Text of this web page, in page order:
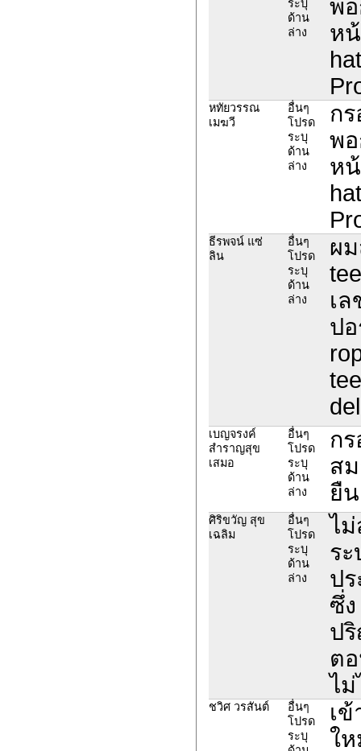
ระบุ
ด้าน
ล่าง
พ
ห
หทัยวรรณ
เมฆวี
อื่นๆ
โปรด
ระบุ
ด้าน
ล่าง
ก
พ
ห
ธีรพจน์ แซ่
ลิน
อื่นๆ
โปรด
ระบุ
ด้าน
ล่าง
ผ
เ
ป
เบญจรงค์
สำราญสุข
เสมอ
อื่นๆ
โปรด
ระบุ
ด้าน
ล่าง
ก
ส
ยื
ศิริขวัญ สุข
เฉลิม
อื่นๆ
โปรด
ระบุ
ด้าน
ล่าง
ไ
ร
ป
ซึ่
ป
ต
ไ
ชวิศ วรสันต์
อื่นๆ
โปรด
ระบุ
เ
ใ